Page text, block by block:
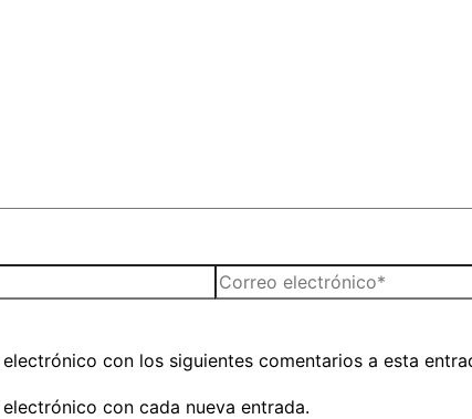
Correo
electrónico*
con los siguientes comentarios a esta
con cada nueva entrada.